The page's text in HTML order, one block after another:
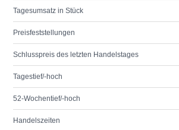
Tagesumsatz in Stück
Preisfeststellungen
Schlusspreis des letzten Handelstages
Tagestief/-hoch
52-Wochentief/-hoch
Handelszeiten